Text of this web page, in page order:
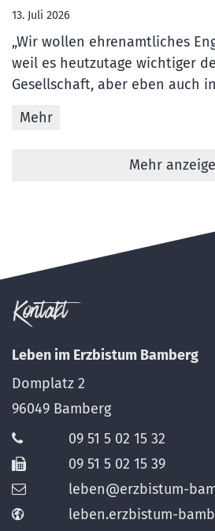
13. Juli 2026
„Wir wollen ehrenamtliches
weil es heutzutage wichtiger
Gesellschaft, aber eben auch
Mehr
Mehr
Kontakt
Leben im Erzbistum Bamberg
Domplatz 2
96049 Bamberg
09 51 5 02 15 32
09 51 5 02 15 39
leben@erzbistum-
leben.erzbistum-